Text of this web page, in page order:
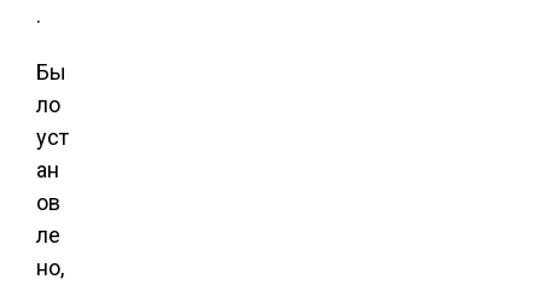
.
Бы
ло
уст
ан
ов
ле
но,